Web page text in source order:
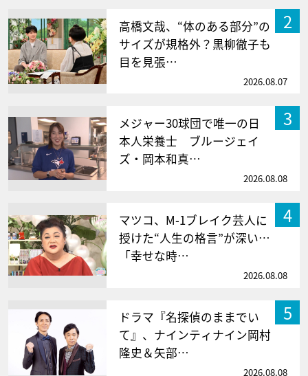
2
高橋文哉、“体のある部分”の
サイズが規格外？黒柳徹子も
目を見張…
2026.08.07
3
メジャー30球団で唯一の日
本人栄養士 ブルージェイ
ズ・岡本和真…
2026.08.08
4
マツコ、M-1ブレイク芸人に
授けた“人生の格言”が深い…
「幸せな時…
2026.08.08
5
ドラマ『名探偵のままでい
て』、ナインティナイン岡村
隆史＆矢部…
2026.08.08